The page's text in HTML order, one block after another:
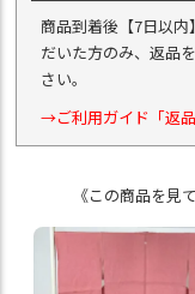
商品到着後【7日以
だいた方のみ、返品
さい。
→ご利用ガイド「返品
《この商品を見